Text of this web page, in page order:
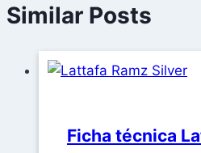
Similar Posts
Ficha técnica